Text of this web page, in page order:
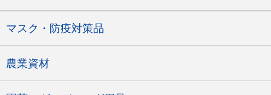
マスク・防疫対策品
農業資材